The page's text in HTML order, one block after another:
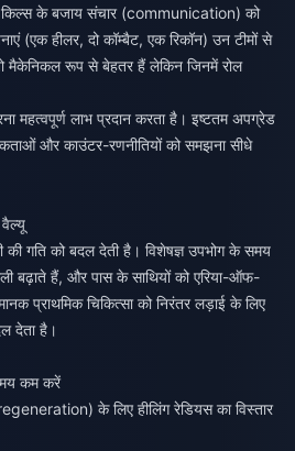
किल्स के बजाय संचार (communication) को
(एक हीलर, दो कॉम्बैट, एक रिकॉन) उन टीमों से
मैकेनिकल रूप से बेहतर हैं लेकिन जिनमें रोल
महत्वपूर्ण लाभ प्रदान करता है। इष्टतम अपग्रेड
और काउंटर-रणनीतियों को समझना सीधे
की गति को बदल देती है। विशेषज्ञ उपभोग के समय
बढ़ाते हैं, और पास के साथियों को एरिया-ऑफ-
प्राथमिक चिकित्सा को निरंतर लड़ाई के लिए
देता है।
कम करें
के लिए हीलिंग रेडियस का विस्तार